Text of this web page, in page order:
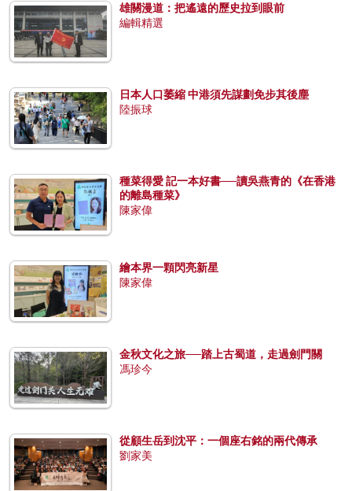
雄關漫道：把遙遠的歷史拉到眼前
編輯精選
日本人口萎縮 中港須先謀劃免步其後塵
陸振球
種菜得愛 記一本好書──讀吳燕青的《在香港
的離島種菜》
陳家偉
繪本界一顆閃亮新星
陳家偉
金秋文化之旅──踏上古蜀道，走過劍門關
馮珍今
從顧生岳到沈平：一個座右銘的兩代傳承
劉家美